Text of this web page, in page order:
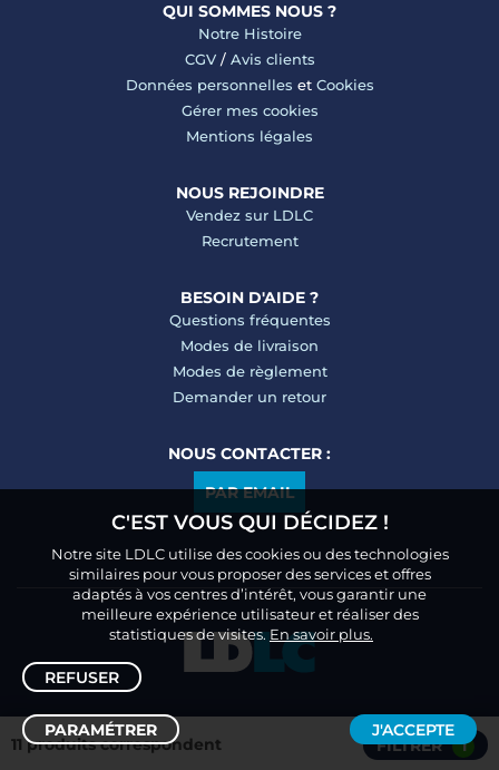
Trier /Filtrer
11 produits correspondent FILTRER 1
QUI SOMMES NOUS ?
Notre Histoire
CGV/ Avis clients
Données personnelles et Cookies
Gérer mes cookies
Mentions légales
NOUS REJOINDRE
Vendez sur LDLC
Recrutement
BESOIN D'AIDE ?
Questions fréquentes
Modes de livraison
Modes de règlement
Demander un retour
NOUS CONTACTER :
PAR EMAIL
C'EST VOUS QUI DÉCIDEZ !
Notre site LDLC utilise des cookies ou des technologies
similaires pour vous proposer des services et offres
adaptés à vos centres d’intérêt, vous garantir une
meilleure expérience utilisateur et réaliser des
statistiques de visites.En savoir plus.
REFUSER
PARAMÉTRER J'ACCEPTE